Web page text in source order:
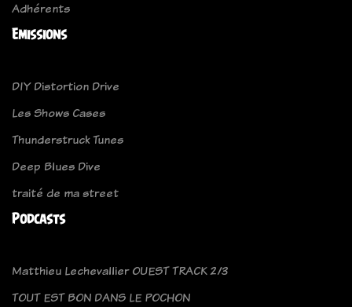
Adhérents
Emissions
DIY Distortion Drive
Les Shows Cases
Thunderstruck Tunes
Deep Blues Dive
traité de ma street
Podcasts
Matthieu Lechevallier OUEST TRACK 2/3
TOUT EST BON DANS LE POCHON